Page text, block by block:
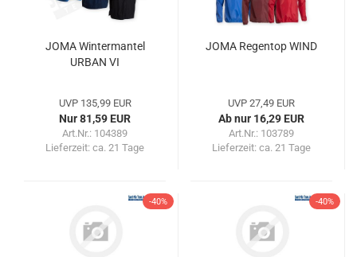
JOMA Wintermantel
URBAN VI
UVP 135,99 EUR
Nur 81,59 EUR
Art.Nr.: 104389
Lieferzeit: ca. 21 Tage
JOMA Regentop WIND
UVP 27,49 EUR
Ab nur 16,29 EUR
Art.Nr.: 103789
Lieferzeit: ca. 21 Tage
-40% -40%